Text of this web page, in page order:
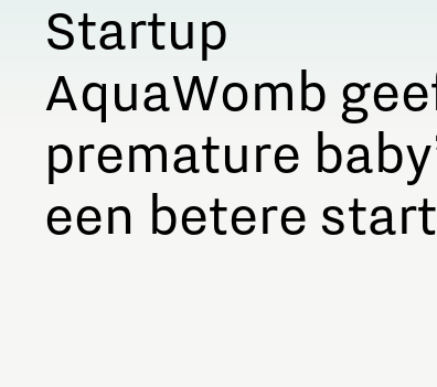
Startup
AquaWomb
premature
een betere start